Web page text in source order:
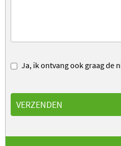
Ja, ik ontvang ook graag de
VERZENDEN